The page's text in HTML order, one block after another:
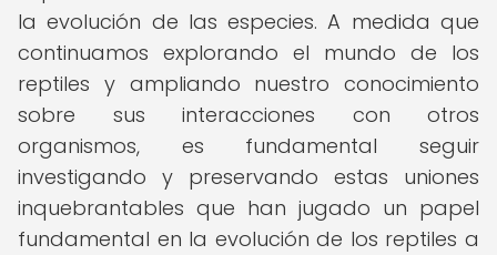
la evolución de las especies. A medida que
continuamos explorando el mundo de los
reptiles y ampliando nuestro conocimiento
sobre sus interacciones con otros
organismos, es fundamental seguir
investigando y preservando estas uniones
inquebrantables que han jugado un papel
fundamental en la evolución de los reptiles a